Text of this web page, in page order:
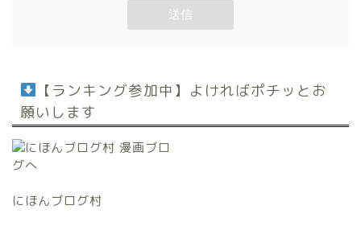
【ランキング参加中】よければポチッとお
願いします
にほんブログ村